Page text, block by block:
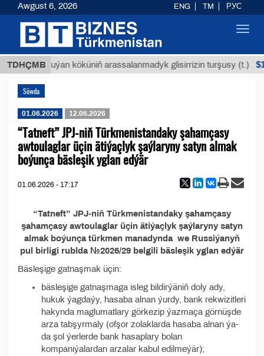
TDHÇMBBuýan köküniň arassalanmadyk glisirrizin turşusy (t.)
Söwda
01.06.2026 12.06.2026
“Tatneft” JPJ-niň Türkmenistandaky şahamçasy
awtoulaglar üçin ätiýaçlyk şaýlaryny satyn almak
boýunça bäsleşik yglan edýär
01.06.2026 - 17:17
“Tatneft” JPJ-niň Türkmenistandaky şahamçasy
şahamçasy awtoulaglar üçin ätiýaçlyk şaýlaryny satyn
almak boýunça türkmen manadynda we Russiýanyň
pul birligi rublda №2026/29 belgili bäsleşik yglan edýär
Bäsleşige gatnaşmak üçin:
bäsleşige gatnaşmaga isleg bildirýäniň doly ady,
hukuk ýagdaýy, hasaba alnan ýurdy, bank rekwizitleri
hakynda maglumatlary görkezip ýazmaça görnüşde
arza tabşyrmaly (ofşor zolaklarda hasaba alnan ýa-
da şol ýerlerde bank hasaplary bolan
kompaniýalardan arzalar kabul edilmeýär);
Awgust 6, 2026 ENG TM РУС